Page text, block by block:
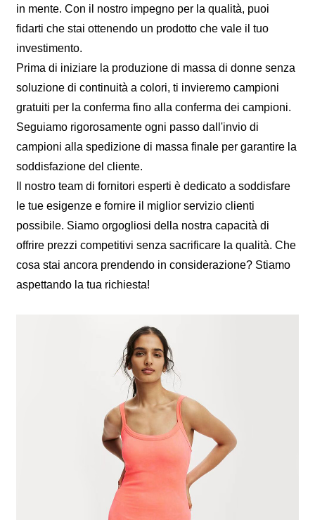
in mente. Con il nostro impegno per la qualità, puoi
fidarti che stai ottenendo un prodotto che vale il tuo
investimento.
Prima di iniziare la produzione di massa di donne senza
soluzione di continuità a colori, ti invieremo campioni
gratuiti per la conferma fino alla conferma dei campioni.
Seguiamo rigorosamente ogni passo dall'invio di
campioni alla spedizione di massa finale per garantire la
soddisfazione del cliente.
Il nostro team di fornitori esperti è dedicato a soddisfare
le tue esigenze e fornire il miglior servizio clienti
possibile. Siamo orgogliosi della nostra capacità di
offrire prezzi competitivi senza sacrificare la qualità. Che
cosa stai ancora prendendo in considerazione? Stiamo
aspettando la tua richiesta!